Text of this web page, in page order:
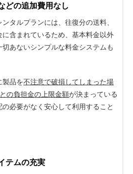
どの追加費用なし
タルプランには、往復分の送料、
含まれているため、基本料金以外
あないシンプルな料金システムも
製品を不注意で破損してしまった場
の負担金の上限金額が決まっている
必要がなく安心して利用すること
テムの充実